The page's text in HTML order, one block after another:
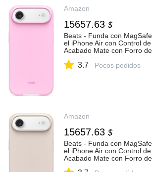
Amazon
15657.63 $
Beats - Funda con
el iPhone Air con Control de
Acabado Mate con Forro
Electrónicos
3.7 Pocos pedidos
Amazon
15657.63 $
Beats - Funda con
el iPhone Air con Control de
Acabado Mate con Forro